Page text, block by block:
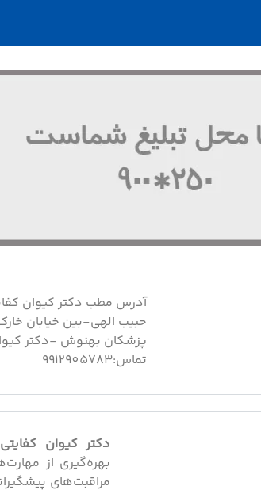
آدرس مطب دکتر کیوان
حبیب الهی-بین خیابان
پزشکان بهنوش -دکتر
تماس:9912905783
دکتر کیوان کفایتی
بهره‌گیری از
مراقبت‌های